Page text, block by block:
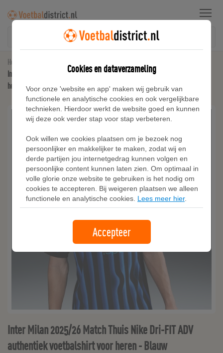
Menu
Home
Inter Milan 2025/26 Match Thuis Nike Dri-FIT ADV authentiek voetbalshirt voor
heren - Blauw
Inter Milan 2025/26 Match Thuis Nike Dri-FIT ADV
authentiek voetbalshirt voor heren - Blauw
Cookies en dataverzameling
Voor onze 'website en app' maken wij gebruik van
functionele en analytische cookies en ook vergelijkbare
technieken. Hierdoor werkt de website goed en kunnen
wij deze ook verder stap voor stap verbeteren.
Ook willen we cookies plaatsen om je bezoek nog
persoonlijker en makkelijker te maken, zodat wij en
derde partijen jou internetgedrag kunnen volgen en
persoonlijke content kunnen laten zien. Om optimaal in
volle glorie onze website te gebruiken is het nodig om
cookies te accepteren. Bij weigeren plaatsen we alleen
functionele en analytische cookies. Lees meer hier.
Accepteer